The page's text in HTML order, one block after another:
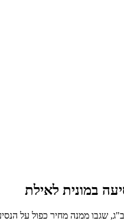
שגבו ממנה מחיר כפול על